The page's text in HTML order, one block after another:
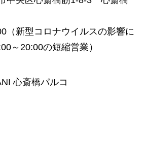
（新型コロナウイルスの影響に
～20:00の短縮営業）
心斎橋パルコ